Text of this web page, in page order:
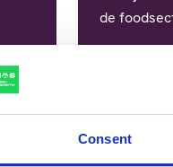
Consent
de
Food